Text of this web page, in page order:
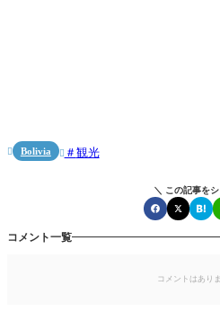
 Bolivia  観光
＼ この記事を
コメント一覧
コメントはありま